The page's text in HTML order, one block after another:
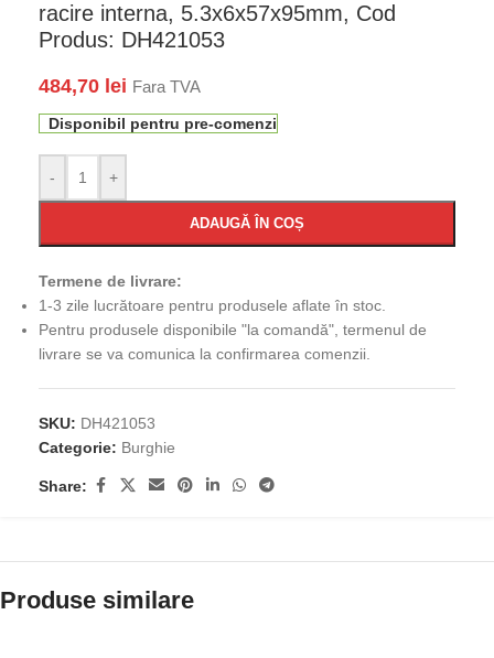
racire interna, 5.3x6x57x95mm, Cod
Produs: DH421053
484,70 lei Fara TVA
Disponibil pentru pre-comenzi
- +
ADAUGĂ ÎN COȘ
Termene de livrare:
1-3 zile lucrătoare pentru produsele aflate în stoc.
Pentru produsele disponibile "la comandă", termenul de
livrare se va comunica la confirmarea comenzii.
SKU: DH421053
Categorie: Burghie
Share:
Produse similare